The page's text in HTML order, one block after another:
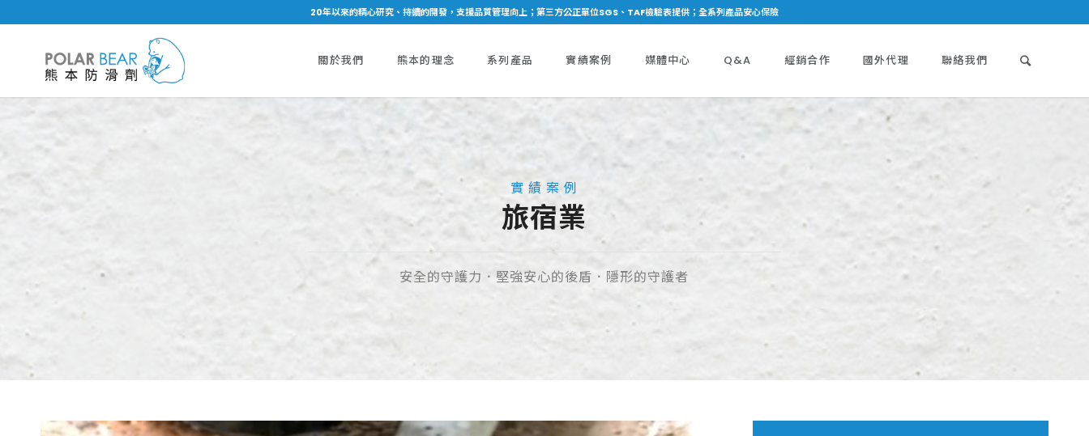
20年以來的精心研究、持續的開發，支援品質管理向上；第三方公正單位SGS、TAF檢驗表提供；全系列產品安心保險
關於我們 熊本的理念 系列產品 實績案例 媒體中心 Q&A 經銷合作 國外代理 聯絡我們
實 績 案 例
旅宿業
安全的守護力．堅強安心的後盾．隱形的守護者